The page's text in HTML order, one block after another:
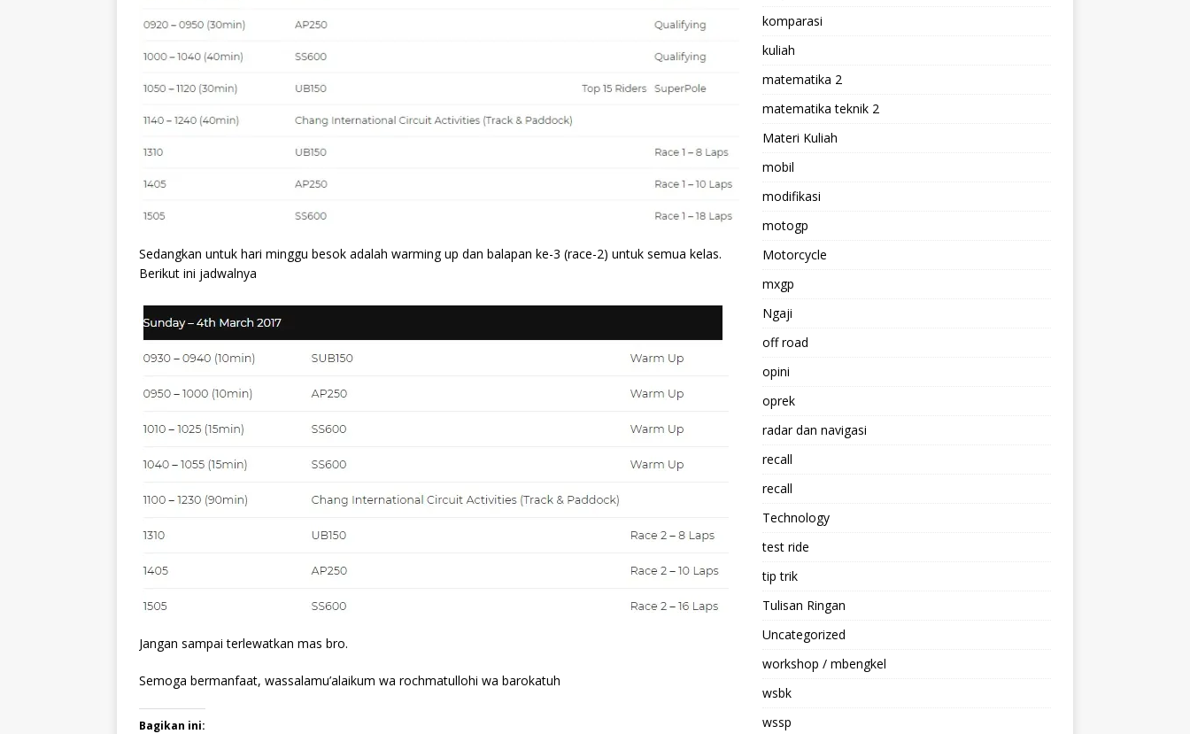
Sedangkan untuk hari minggu besok adalah warming up dan balapan ke-3 (race-2) untuk semua kelas.
Berikut ini jadwalnya
Jangan sampai terlewatkan mas bro.
Semoga bermanfaat, wassalamu’alaikum wa rochmatullohi wa barokatuh
Bagikan ini:
komparasi
kuliah
matematika 2
matematika teknik 2
Materi Kuliah
mobil
modifikasi
motogp
Motorcycle
mxgp
Ngaji
off road
opini
oprek
radar dan navigasi
recall
recall
Technology
test ride
tip trik
Tulisan Ringan
Uncategorized
workshop / mbengkel
wsbk
wssp